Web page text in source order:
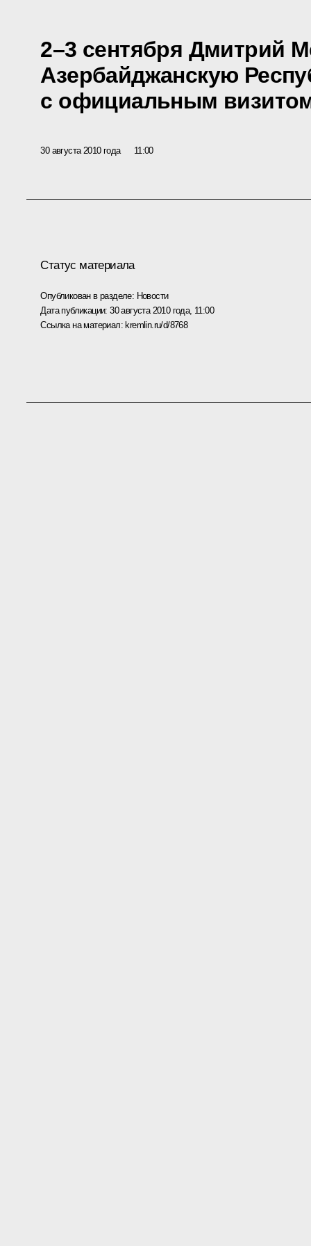
2–3 сентября Дмитрий
Азербайджанскую
с официальным
30 августа 2010 года 11:00
Статус материала
Опубликован в разделе: Новости
Дата публикации:30 августа 2010 года, 11:00
Ссылка на материал:kremlin.ru/d/8768